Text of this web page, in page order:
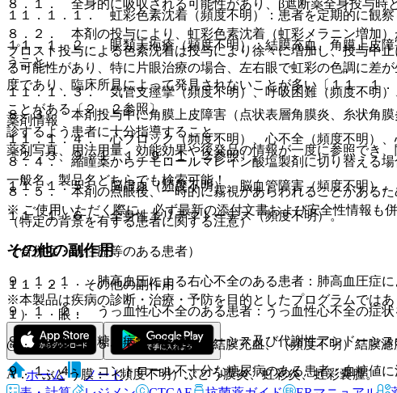
８．１． 全身的に吸収される可能性があり、β遮断薬全身投与時
８．２． 本剤の投与により、虹彩色素沈着（虹彩メラニン増加
プロスト投与による色素沈着は投与により徐々に増加し、投与中
る可能性があり、特に片眼治療の場合、左右眼で虹彩の色調に差
度であり、臨床所見によって発見されないことが多い〔１１．１．
８．３． 本剤投与中に角膜上皮障害（点状表層角膜炎、糸状角
診するよう患者に十分指導すること。
８．４． 縮瞳薬からチモロールマレイン酸塩製剤に切り替える
８．５． 本剤の点眼後、一時的に霧視があらわれることがある
（特定の背景を有する患者に関する注意）
（合併症・既往歴等のある患者）
９．１．１． 肺高血圧による右心不全のある患者：肺高血圧症
９．１．２． うっ血性心不全のある患者：うっ血性心不全の症
９．１．３． 糖尿病性ケトアシドーシス及び代謝性アシドーシ
９．１．４． コントロール不十分な糖尿病のある患者：血糖値に
１１．１．１． 虹彩色素沈着（頻度不明）：患者を定期的に観
１１．１．２． 眼類天疱瘡（頻度不明）：結膜充血、角膜上皮
うこと。
１１．１．３． 気管支痙攣（頻度不明）、呼吸困難（頻度不明
ことがある〔２．２参照〕。
１１．１．４． 心ブロック（頻度不明）、心不全（頻度不明）
〔２．３、９．１．１、９．１．２参照〕。
１１．１．５． 脳虚血（頻度不明）、脳血管障害（頻度不明）。
１１．１．６． 全身性エリテマトーデス（頻度不明）。
その他の副作用
１１．２． その他の副作用
１）． 眼：
@． 結膜：（５％未満）結膜炎、結膜充血、（頻度不明）結膜
A． ぶどう膜：（頻度不明）ぶどう膜炎、虹彩炎、虹彩嚢腫。
薬剤情報
薬剤写真、用法用量、効能効果や後発品の情報が一度に参照でき
一般名、製品名どちらでも検索可能！
※ ご使用いただく際に、必ず最新の添付文書および安全性情報も併
※本製品は疾病の診断・治療・予防を目的としたプログラムではあ
ホーム
ノート